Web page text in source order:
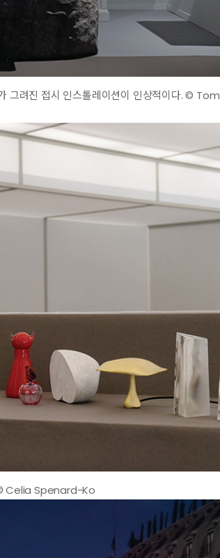
그려진 접시 인스톨레이션이 인상적이다. © Tom
© Celia Spenard-Ko